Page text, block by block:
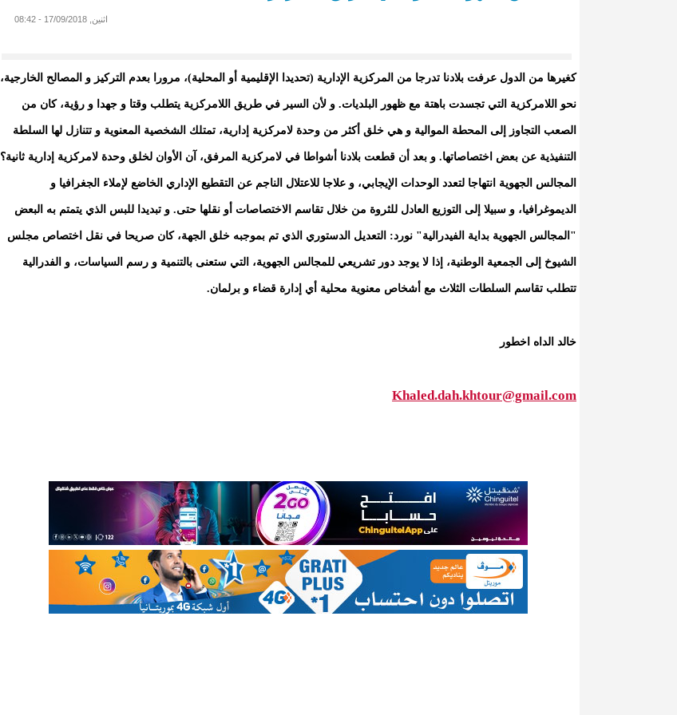
اثنين, 17/09/2018 - 08:42
كغيرها من الدول عرفت بلادنا تدرجا من المركزية الإدارية (تحديدا الإقليمية أو المحلية)، مرورا بعدم التركيز و المصالح الخارجية،
نحو اللامركزية التي تجسدت باهتة مع ظهور البلديات. و لأن السير في طريق اللامركزية يتطلب وقتا و جهدا و رؤية، كان من
الصعب التجاوز إلى المحطة الموالية و هي خلق أكثر من وحدة لامركزية إدارية، تمتلك الشخصية المعنوية و تتنازل لها السلطة
التنفيذية عن بعض اختصاصاتها. و بعد أن قطعت بلادنا أشواطا في لامركزية المرفق، آن الأوان لخلق وحدة لامركزية إدارية ثانية؟
المجالس الجهوية انتهاجا لتعدد الوحدات الإيجابي، و علاجا للاعتلال الناجم عن التقطيع الإداري الخاضع لإملاء الجغرافيا و
الديموغرافيا، و سبيلا إلى التوزيع العادل للثروة من خلال تقاسم الاختصاصات أو نقلها حتى. و تبديدا للبس الذي يتمتم به البعض
"المجالس الجهوية بداية الفيدرالية" نورد: التعديل الدستوري الذي تم بموجبه خلق الجهة، كان صريحا في نقل اختصاص مجلس
الشيوخ إلى الجمعية الوطنية، إذا لا يوجد دور تشريعي للمجالس الجهوية، التي ستعنى بالتنمية و رسم السياسات، و الفدرالية
تتطلب تقاسم السلطات الثلاث مع أشخاص معنوية محلية أي إدارة قضاء و برلمان.
خالد الداه اخطور
Khaled.dah.khtour@gmail.com